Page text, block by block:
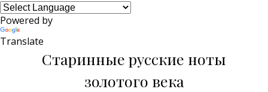
Powered by
Translate
Старинные русские ноты
золотого века